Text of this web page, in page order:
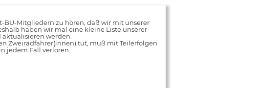
Mitgliedern zu hören, daß wir mit unserer
haben wir mal eine kleine Liste unserer
werden.
Zweiradfahrer(innen) tut, muß mit Teilerfolgen
jedem Fall verloren.